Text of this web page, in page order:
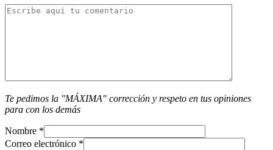
Te pedimos la "MÁXIMA" corrección y respeto en tus opiniones
para con los demás
Nombre *
Correo electrónico *